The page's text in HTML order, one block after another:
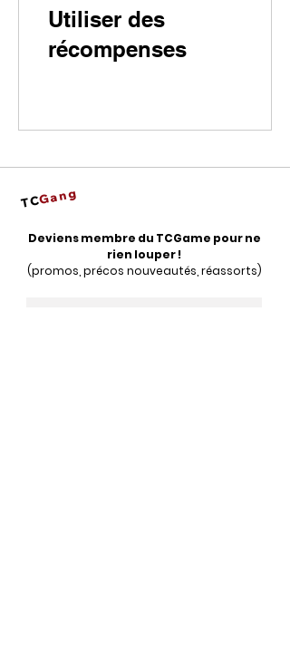
Utiliser des
récompenses
Deviens membre du TCGame pour ne
rien louper !
(promos, précos nouveautés, réassorts)
TCGang